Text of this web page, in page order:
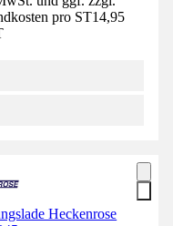
pro ST14,95
Heckenrose